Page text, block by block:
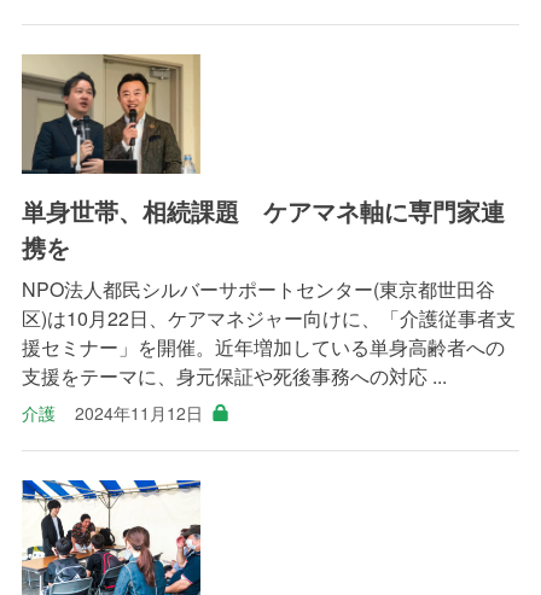
単身世帯、相続課題 ケアマネ軸に専門家連
携を
NPO法人都民シルバーサポートセンター(東京都世田谷
区)は10月22日、ケアマネジャー向けに、「介護従事者支
援セミナー」を開催。近年増加している単身高齢者への
支援をテーマに、身元保証や死後事務への対応 ...
介護 2024年11月12日